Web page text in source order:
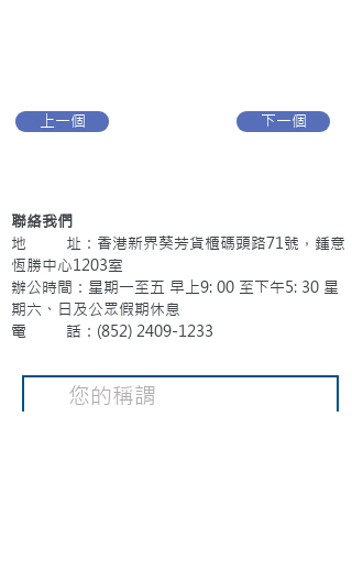
上一個 下一個
聯絡我們
地 址：香港新界葵芳貨櫃碼頭路71號，鍾意
恆勝中心1203室
辦公時間：星期一至五 早上9: 00 至下午5: 30 星
期六、日及公眾假期休息
電 話：(852) 2409-1233